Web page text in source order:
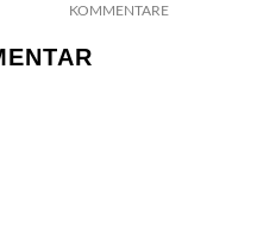
KOMMENTARE